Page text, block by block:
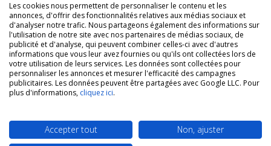
La Boutique des Chrétiens © | La boutique religieuse chrétienne de
référence !.
Les cookies nous permettent de personnaliser le contenu et les
annonces, d'offrir des fonctionnalités relatives aux médias sociaux et
d'analyser notre trafic. Nous partageons également des informations sur
l'utilisation de notre site avec nos partenaires de médias sociaux, de
publicité et d'analyse, qui peuvent combiner celles-ci avec d'autres
informations que vous leur avez fournies ou qu'ils ont collectées lors de
votre utilisation de leurs services. Les données sont collectées pour
personnaliser les annonces et mesurer l'efficacité des campagnes
publicitaires. Les données peuvent être partagées avec Google LLC. Pour
plus d'informations, cliquez ici.
Accepter tout Non, ajuster